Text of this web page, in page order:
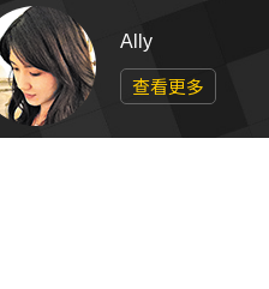
Ally
查看更多